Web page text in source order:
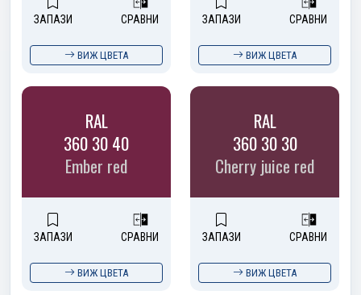
ЗАПАЗИ СРАВНИ
ВИЖ ЦВЕТА
ЗАПАЗИ СРАВНИ
ВИЖ ЦВЕТА
RAL
360 30 40
Ember red
ЗАПАЗИ СРАВНИ
ВИЖ ЦВЕТА
RAL
360 30 30
Cherry juice red
ЗАПАЗИ СРАВНИ
ВИЖ ЦВЕТА